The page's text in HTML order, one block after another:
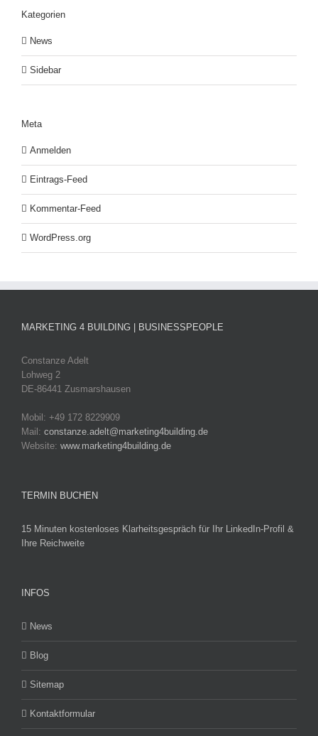
Kategorien
News
Sidebar
Meta
Anmelden
Eintrags-Feed
Kommentar-Feed
WordPress.org
MARKETING 4 BUILDING | BUSINESSPEOPLE
Constanze Adelt
Lohweg 2
DE-86441 Zusmarshausen
Mobil: +49 172 8229909
Mail: constanze.adelt@marketing4building.de
Website: www.marketing4building.de
TERMIN BUCHEN
15 Minuten kostenloses Klarheitsgespräch für Ihr LinkedIn-Profil &
Ihre Reichweite
INFOS
News
Blog
Sitemap
Kontaktformular